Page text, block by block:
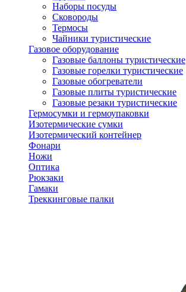
Наборы посуды
Сковороды
Термосы
Чайники туристические
Газовое оборудование
Газовые баллоны туристические
Газовые горелки туристические
Газовые обогреватели
Газовые плиты туристические
Газовые резаки туристические
Гермосумки и гермоупаковки
Изотермические сумки
Изотермический контейнер
Фонари
Ножи
Оптика
Рюкзаки
Гамаки
Треккинговые палки